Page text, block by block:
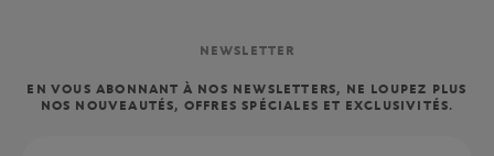
NEWSLETTER
EN VOUS ABONNANT À NOS NEWSLETTERS, NE LOUPEZ PLUS
NOS NOUVEAUTÉS, OFFRES SPÉCIALES ET EXCLUSIVITÉS.